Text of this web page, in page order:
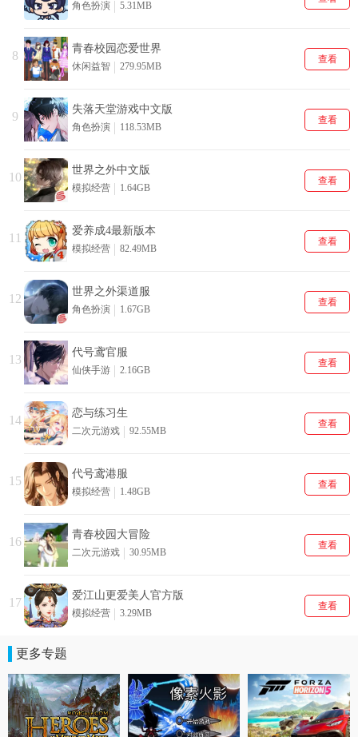
角色扮演 5.31MB
8
青春校园恋爱世界
休闲益智 279.95MB
查看
9
失落天堂游戏中文版
角色扮演 118.53MB
查看
10
世界之外中文版
模拟经营 1.64GB
查看
11
爱养成4最新版本
模拟经营 82.49MB
查看
12
世界之外渠道服
角色扮演 1.67GB
查看
13
代号鸢官服
仙侠手游 2.16GB
查看
14
恋与练习生
二次元游戏 92.55MB
查看
15
代号鸢港服
模拟经营 1.48GB
查看
16
青春校园大冒险
二次元游戏 30.95MB
查看
17
爱江山更爱美人官方版
模拟经营 3.29MB
查看
更多专题